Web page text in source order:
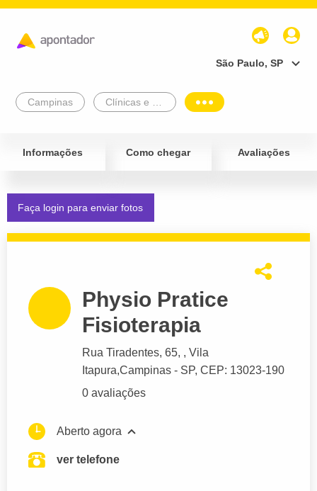
São Paulo, SP
Campinas
Informações Como chegar Avaliações
Faça login para enviar fotos
Physio Pratice
Fisioterapia
Rua Tiradentes, 65, , Vila
Itapura,Campinas - SP, CEP: 13023-190
0 avaliações
Aberto agora
ver telefone